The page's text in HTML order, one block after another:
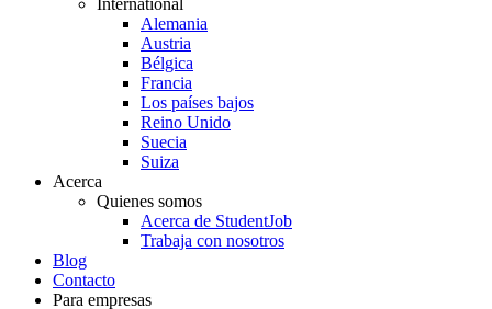
International
Alemania
Austria
Bélgica
Francia
Los países bajos
Reino Unido
Suecia
Suiza
Acerca
Quienes somos
Acerca de StudentJob
Trabaja con nosotros
Blog
Contacto
Para empresas